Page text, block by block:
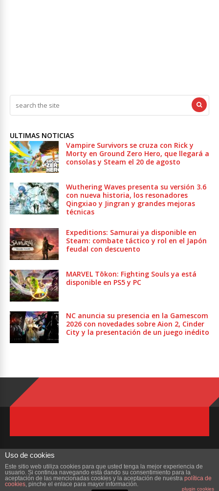
ULTIMAS NOTICIAS
Vampire Survivors se cruza con Rick y
Morty en Ground Zero Hero, que llegará a
consolas y Steam el 20 de agosto
Wuthering Waves presenta su versión 3.6
con nueva historia, los resonadores
Qingxiao y Jingran y grandes mejoras
técnicas
Expeditions: Samurai ya disponible en
Steam: combate táctico y rol en el Japón
feudal con descuento
MARVEL Tōkon: Fighting Souls ya está
disponible en PS5 y PC
NC anuncia su presencia en la Gamescom
2026 con novedades sobre Aion 2, Cinder
City y la presentación de un juego inédito
Copyright © 2023 ZonaMMORPG.com. Todos los derechos reservados
Uso de cookies
Este sitio web utiliza cookies para que usted tenga la mejor experiencia de
usuario. Si continúa navegando está dando su consentimiento para la
aceptación de las mencionadas cookies y la aceptación de nuestra política de
cookies, pinche el enlace para mayor información.
plugin cookies